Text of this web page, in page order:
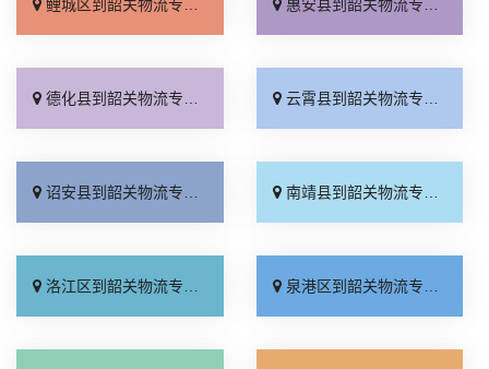
鲤城区到韶关物流专线_全程无虑「专业可靠」 惠安县到韶关物流专线_多少公里「专线快运」
德化县到韶关物流专线_市县派送「专业调车」 云霄县到韶关物流专线_准时到货「全境到达」
诏安县到韶关物流专线_一站直达「上门取件」 南靖县到韶关物流专线_多少公里「上门提货」
洛江区到韶关物流专线_直达特快专线「托运放心」 泉港区到韶关物流专线_要多少钱「准时到货」